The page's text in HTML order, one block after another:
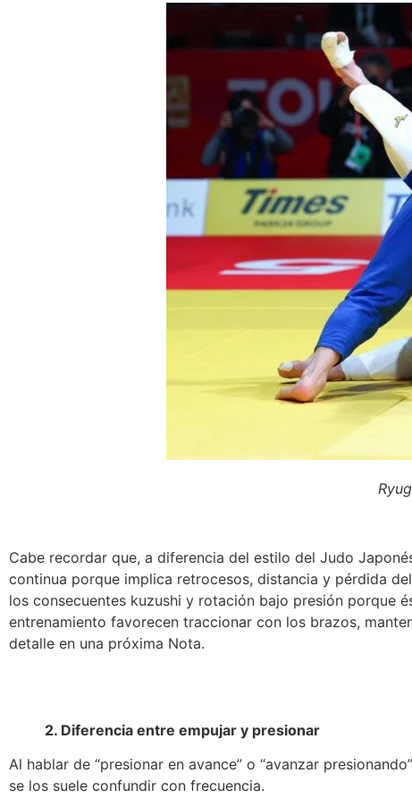
Cabe recordar que, a diferencia del estilo del Judo
continua porque implica retrocesos, distancia y pérdida
los consecuentes kuzushi y rotación bajo presión porque
entrenamiento favorecen traccionar con los brazos,
detalle en una próxima Nota.
2. Diferencia entre empujar y presionar
Al hablar de “presionar en avance” o “avanzar
se los suele confundir con frecuencia.